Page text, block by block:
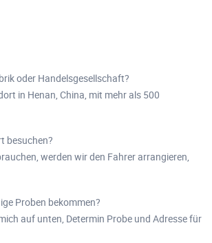
oder Handelsgesellschaft?
in Henan, China, mit mehr als 500
besuchen?
werden wir den Fahrer arrangieren,
Proben bekommen?
auf unten, Determin Probe und Adresse für